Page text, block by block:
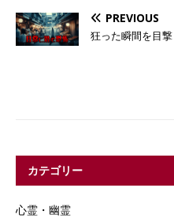
PREVIOUS
狂った瞬間を目撃
カテゴリー
心霊・幽霊